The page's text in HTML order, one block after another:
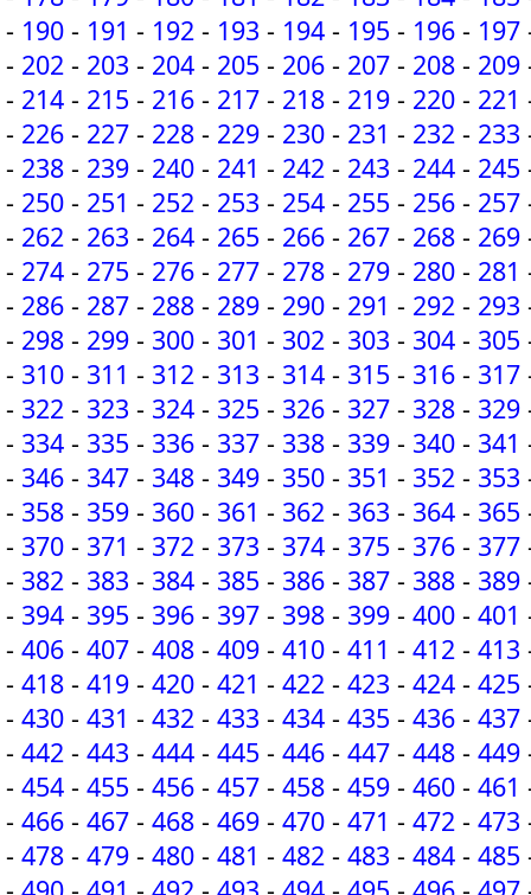
- 190 - 191 - 192 - 193 - 194 - 195 - 196 - 197
- 202 - 203 - 204 - 205 - 206 - 207 - 208 - 209
- 214 - 215 - 216 - 217 - 218 - 219 - 220 - 221
- 226 - 227 - 228 - 229 - 230 - 231 - 232 - 233
- 238 - 239 - 240 - 241 - 242 - 243 - 244 - 245
- 250 - 251 - 252 - 253 - 254 - 255 - 256 - 257
- 262 - 263 - 264 - 265 - 266 - 267 - 268 - 269
- 274 - 275 - 276 - 277 - 278 - 279 - 280 - 281
- 286 - 287 - 288 - 289 - 290 - 291 - 292 - 293
- 298 - 299 - 300 - 301 - 302 - 303 - 304 - 305
- 310 - 311 - 312 - 313 - 314 - 315 - 316 - 317
- 322 - 323 - 324 - 325 - 326 - 327 - 328 - 329
- 334 - 335 - 336 - 337 - 338 - 339 - 340 - 341
- 346 - 347 - 348 - 349 - 350 - 351 - 352 - 353
- 358 - 359 - 360 - 361 - 362 - 363 - 364 - 365
- 370 - 371 - 372 - 373 - 374 - 375 - 376 - 377
- 382 - 383 - 384 - 385 - 386 - 387 - 388 - 389
- 394 - 395 - 396 - 397 - 398 - 399 - 400 - 401
- 406 - 407 - 408 - 409 - 410 - 411 - 412 - 413
- 418 - 419 - 420 - 421 - 422 - 423 - 424 - 425
- 430 - 431 - 432 - 433 - 434 - 435 - 436 - 437
- 442 - 443 - 444 - 445 - 446 - 447 - 448 - 449
- 454 - 455 - 456 - 457 - 458 - 459 - 460 - 461
- 466 - 467 - 468 - 469 - 470 - 471 - 472 - 473
- 478 - 479 - 480 - 481 - 482 - 483 - 484 - 485